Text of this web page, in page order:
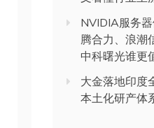
NVIDIA服务
腾合力、浪潮
中科曙光谁更
大金落地印度
本土化研产体